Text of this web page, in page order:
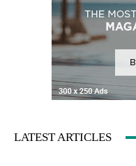
LATEST ARTICLES